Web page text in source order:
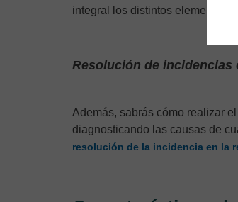
integral los distintos elementos
Resolución de incidencias
Además, sabrás cómo realizar el
diagnosticando las causas de
resolución de la incidencia en la